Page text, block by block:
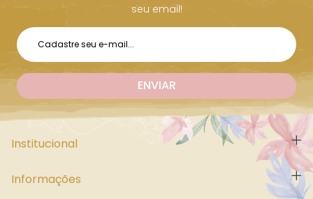
seu email!
Institucional
Informações